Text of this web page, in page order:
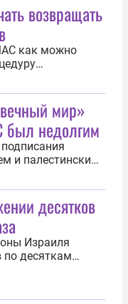
возвращать
как можно
На эти
25 октября
«ХАМАС придется
тела
двух
мир»
недолгим
и палестинским
на грани
точкой
город Рафах.
вспыхнул бой
десятков
Израиля
десяткам
ХАМАС в
пресс-
было